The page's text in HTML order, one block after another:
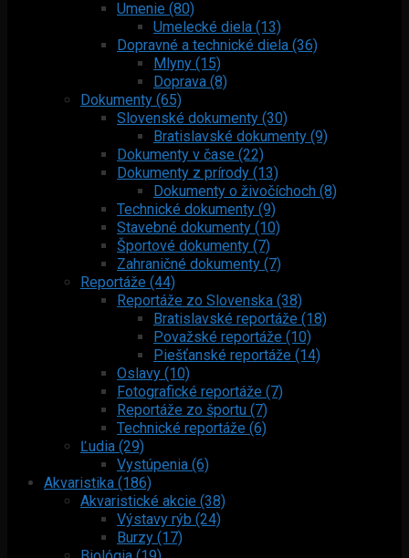
Umenie (80)
Umelecké diela (13)
Dopravné a technické diela (36)
Mlyny (15)
Doprava (8)
Dokumenty (65)
Slovenské dokumenty (30)
Bratislavské dokumenty (9)
Dokumenty v čase (22)
Dokumenty z prírody (13)
Dokumenty o živočíchoch (8)
Technické dokumenty (9)
Stavebné dokumenty (10)
Športové dokumenty (7)
Zahraničné dokumenty (7)
Reportáže (44)
Reportáže zo Slovenska (38)
Bratislavské reportáže (18)
Považské reportáže (10)
Piešťanské reportáže (14)
Oslavy (10)
Fotografické reportáže (7)
Reportáže zo športu (7)
Technické reportáže (6)
Ľudia (29)
Vystúpenia (6)
Akvaristika (186)
Akvaristické akcie (38)
Výstavy rýb (24)
Burzy (17)